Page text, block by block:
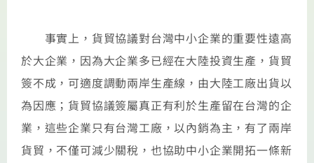
事實上，貨貿協議對台灣中小企業的重要性遠高
於大企業，因為大企業多已經在大陸投資生產，貨貿
簽不成，可適度調動兩岸生產線，由大陸工廠出貨以
為因應；貨貿協議簽屬真正有利於生產留在台灣的企
業，這些企業只有台灣工廠，以內銷為主，有了兩岸
貨貿，不僅可減少關稅，也協助中小企業開拓一條新